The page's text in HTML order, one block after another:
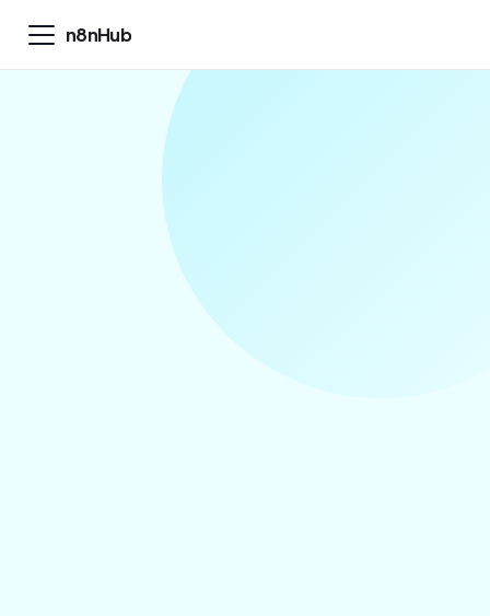
n8nHub